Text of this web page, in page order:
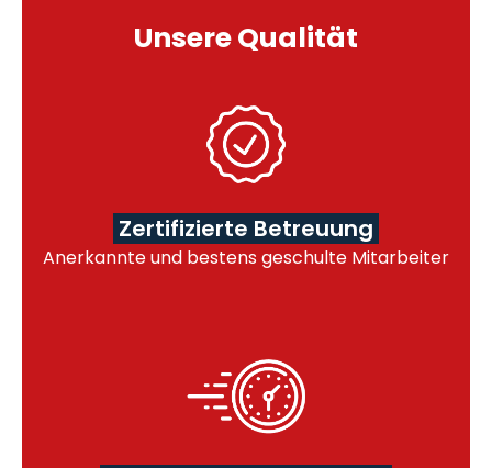
Unsere Qualität
Zertifizierte Betreuung
Anerkannte und bestens geschulte Mitarbeiter